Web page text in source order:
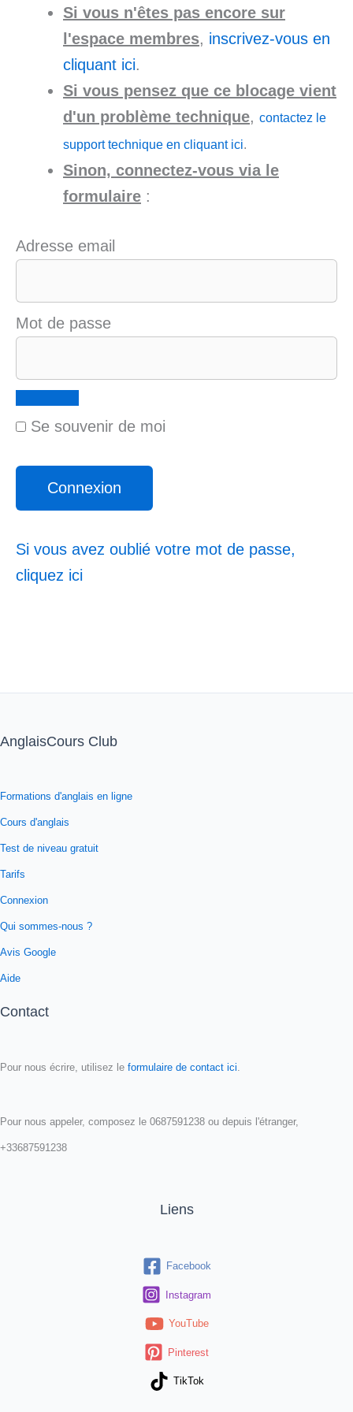
Si vous n'êtes pas encore sur
l'espace membres, inscrivez-vous en
cliquant ici.
Si vous pensez que ce blocage vient
d'un problème technique, contactez le
support technique en cliquant ici.
Sinon, connectez-vous via le
formulaire :
Adresse email
Mot de passe
Se souvenir de moi
Si vous avez oublié votre mot de passe,
cliquez ici
AnglaisCours Club
Formations d'anglais en ligne
Cours d'anglais
Test de niveau gratuit
Tarifs
Connexion
Qui sommes-nous ?
Avis Google
Aide
Contact
Pour nous écrire, utilisez le formulaire de contact ici
Pour nous appeler, composez le 0687591238 ou depuis l'étranger,
+33687591238
Liens
Facebook
Instagram
YouTube
Pinterest
TikTok